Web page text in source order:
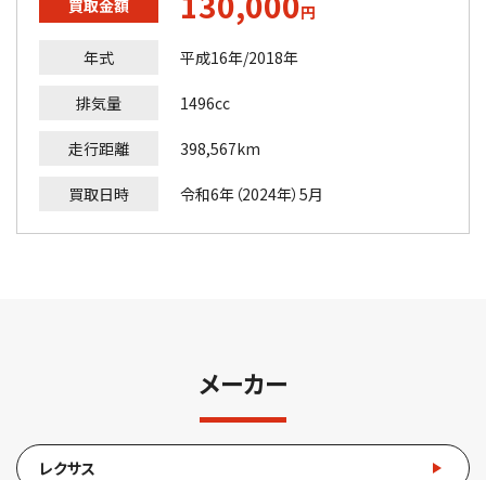
買取金額 円
年式 平成16年/2018年
排気量 1496cc
走行距離 398,567km
買取日時 令和6年（2024年）5月
メーカー
レクサス